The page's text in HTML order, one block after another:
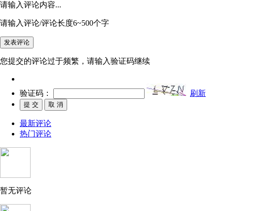
请输入评论内容...
请输入评论/评论长度6~500个字
您提交的评论过于频繁，请输入验证码继续
验证码： 刷新
最新评论
热门评论
暂无评论